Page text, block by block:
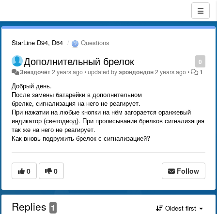
StarLine D94, D64 Questions
0
Дополнительный брелок
Звездочёт2 years ago•updated byэрондондон2 years ago• 1
Добрый день.
После замены батарейки в дополнительном
брелке, сигнализация на него не реагирует.
При нажатии на любые кнопки на нём загорается оранжевый
индикатор (светодиод). При прописывании брелков сигнализация
так же на него не реагирует.
Как вновь подружить брелок с сигнализацией?
0 0 Follow
Replies 1 Oldest first